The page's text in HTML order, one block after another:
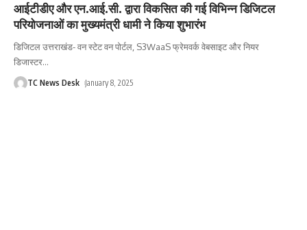
आईटीडीए और एन.आई.सी. द्वारा विकसित की गई विभिन्न डिजिटल
परियोजनाओं का मुख्यमंत्री धामी ने किया शुभारंभ
डिजिटल उत्तराखंड- वन स्टेट वन पोर्टल, S3WaaS फ्रेमवर्क वेबसाइट और नियर
डिजास्टर…
TC News Desk January 8, 2025